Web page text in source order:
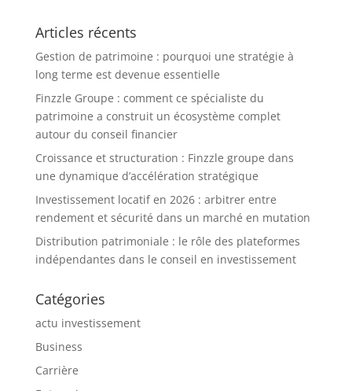
Articles récents
Gestion de patrimoine : pourquoi une stratégie à
long terme est devenue essentielle
Finzzle Groupe : comment ce spécialiste du
patrimoine a construit un écosystème complet
autour du conseil financier
Croissance et structuration : Finzzle groupe dans
une dynamique d’accélération stratégique
Investissement locatif en 2026 : arbitrer entre
rendement et sécurité dans un marché en mutation
Distribution patrimoniale : le rôle des plateformes
indépendantes dans le conseil en investissement
Catégories
actu investissement
Business
Carrière